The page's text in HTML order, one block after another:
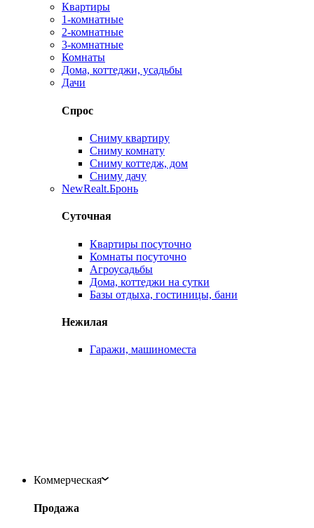
Квартиры
1-комнатные
2-комнатные
3-комнатные
Комнаты
Дома, коттеджи, усадьбы
Дачи
Спрос
Сниму квартиру
Сниму комнату
Сниму коттедж, дом
Сниму дачу
NewRealt.Бронь
Суточная
Квартиры посуточно
Комнаты посуточно
Агроусадьбы
Дома, коттеджи на сутки
Базы отдыха, гостиницы, бани
Нежилая
Гаражи, машиноместа
Коммерческая
Продажа